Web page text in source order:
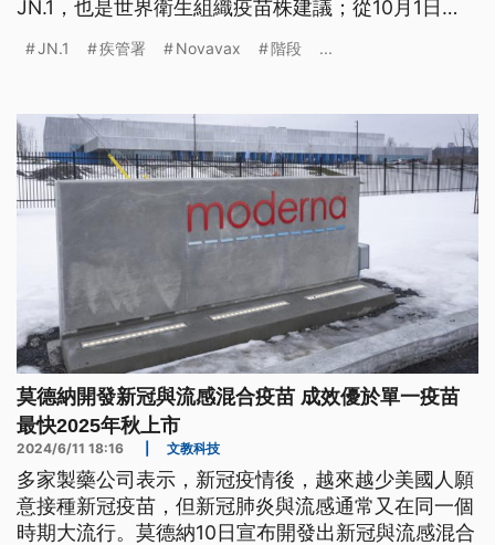
JN.1，也是世界衛生組織疫苗株建議；從10月1日
重新申請藥證，預估最快年底才打得到。
JN.1 疾管署 Novavax 階段 ...
莫德納開發新冠與流感混合疫苗 成效優於單一疫苗
最快2025年秋上市
2024/6/11 18:16 文教科技
多家製藥公司表示，新冠疫情後，越來越少美國人願
意接種新冠疫苗，但新冠肺炎與流感通常又在同一個
時期大流行。莫德納10日宣布開發出新冠與流感混合